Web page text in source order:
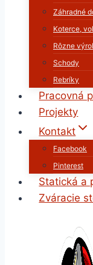
Záhradné
Koterce,
Rôzne
Schody
Rebríky
Pracovná
Projekty
Kontakt
Facebook
Pinterest
Statická a
Zváracie